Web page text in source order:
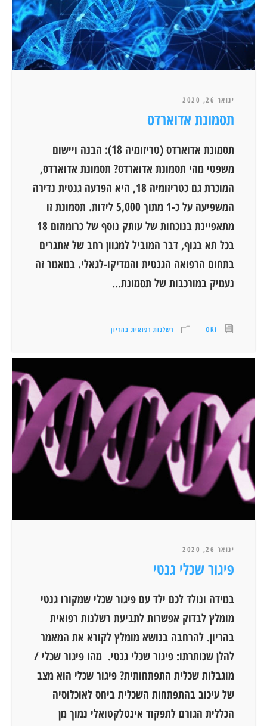
ינואר 26, 2020
תסמונת אדוארדס
תסמונת אדוארדס (טריזומיה 18): הבנה ויישום
משפטי מהי תסמונת אדוארדס? תסמונת אדוארדס,
המוכרת גם כטריזומיה 18, היא הפרעה גנטית נדירה
המשפיעה על כ-1 מתוך 5,000 לידות. תסמונת זו
מתאפיינת בנוכחות של עותק נוסף של כרומוזום 18
בכל תא בגוף, דבר המוביל למגוון רחב של אתגרים
בתחום הרפואה הגנטית והמדיקו-לגאלי. במאמר זה
נעמיק במורכבות של תסמונת...
ORI רשלנות רפואית בהריון
ינואר 26, 2020
פיגור שכלי גנטי
במידה ונולד לכם ילד עם פיגור שכלי שמקורו גנטי
מומלץ לבדוק אפשרות לתביעת רשלנות רפואית
בהריון. להרחבה בנושא מומלץ לקורא את המאמר
להלן שכותרתו: פיגור שכלי גנטי. מהו פיגור שכלי /
מוגבלות שכלית התפתחותית? פיגור שכלי הוא מצב
של עיכוב בהתפתחות השכלית ביחס לאוכלוסיה
הכללית הגורם לתפקוד אינטלקטואלי נמוך מן